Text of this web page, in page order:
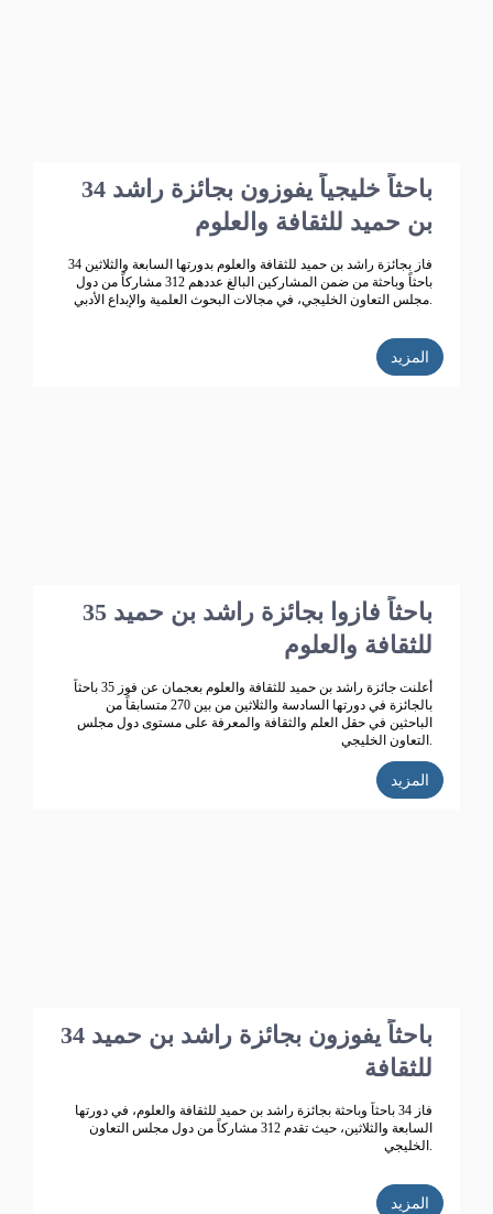
34 باحثاً خليجياً يفوزون بجائزة راشد
بن حميد للثقافة والعلوم
فاز بجائزة راشد بن حميد للثقافة والعلوم بدورتها السابعة والثلاثين 34
باحثاً وباحثة من ضمن المشاركين البالغ عددهم 312 مشاركاً من دول
مجلس التعاون الخليجي، في مجالات البحوث العلمية والإبداع الأدبي.
المزيد
35 باحثاً فازوا بجائزة راشد بن حميد
للثقافة والعلوم
أعلنت جائزة راشد بن حميد للثقافة والعلوم بعجمان عن فوز 35 باحثاً
بالجائزة في دورتها السادسة والثلاثين من بين 270 متسابقاً من
الباحثين في حقل العلم والثقافة والمعرفة على مستوى دول مجلس
التعاون الخليجي.
المزيد
34 باحثاً يفوزون بجائزة راشد بن حميد
للثقافة
فاز 34 باحثاً وباحثة بجائزة راشد بن حميد للثقافة والعلوم، في دورتها
السابعة والثلاثين، حيث تقدم 312 مشاركاً من دول مجلس التعاون
الخليجي.
المزيد